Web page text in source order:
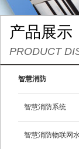
产品展示
PRODUCT
智慧消防
智慧消防系统
智慧消防物联网